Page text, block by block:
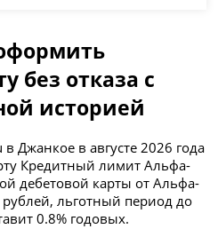
без отказа с
историей
Джанкое в августе 2026 года
Кредитный лимит Альфа-
дебетовой карты от Альфа-
льготный период до
0.8% годовых.